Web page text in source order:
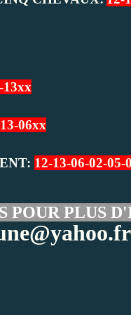
13xx
06xx
12-13-06-02-05-
POUR PLUS